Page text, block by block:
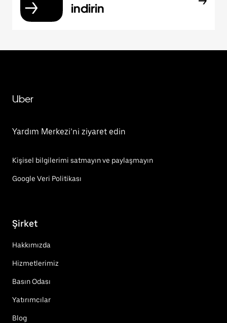
indirin
Uber
Yardım Merkezi’ni ziyaret edin
Kişisel bilgilerimi satmayın ve paylaşmayın
Google Veri Politikası
Şirket
Hakkımızda
Hizmetlerimiz
Basın Odası
Yatırımcılar
Blog